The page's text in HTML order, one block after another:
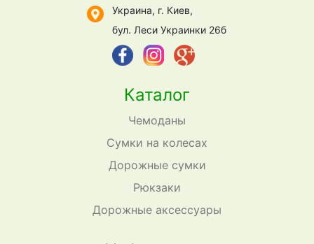
Каталог
Чемоданы
Сумки на колесах
Дорожные сумки
Рюкзаки
Дорожные аксессуары
Украина, г. Киев,
бул. Леси Украинки 26б